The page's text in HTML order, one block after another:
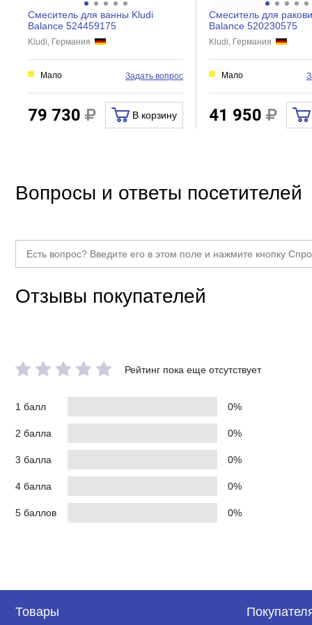
Кол-во отверстий для монтажа
Поворот излива
Термостат
Гигиенический душ
Смеситель для ванны Kludi
Balance 524459175
Kludi, Германия
Мало Задать вопрос
79 730 В корзину
Смеситель для
Balance 520230575
Kludi, Германия
Мало
41 950
Вопросы и ответы посетителей
Отзывы покупателей
Рейтинг пока еще отсутствует
1 балл 0%
2 балла 0%
3 балла 0%
4 балла 0%
5 баллов 0%
Товары